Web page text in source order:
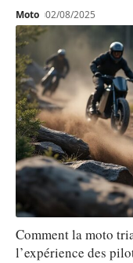
Moto 02/08/2025
Comment la moto
l’expérience des